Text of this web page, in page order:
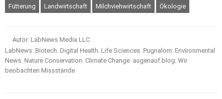
Fütterung
Landwirtschaft Milchviehwirtschaft Ökologie
Autor: LabNews Media LLC
LabNews: Biotech. Digital Health. Life Sciences. Pugnalom: Environmental
News. Nature Conservation. Climate Change. augenauf.blog: Wir
beobachten Missstände